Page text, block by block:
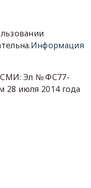
Информация
СМИ: Эл № ФС77-
28 июля 2014 года